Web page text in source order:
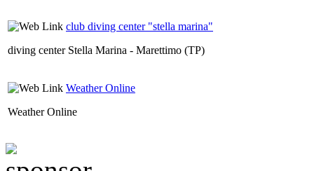
club diving center "stella marina"
diving center Stella Marina - Marettimo (TP)
Weather Online
Weather Online